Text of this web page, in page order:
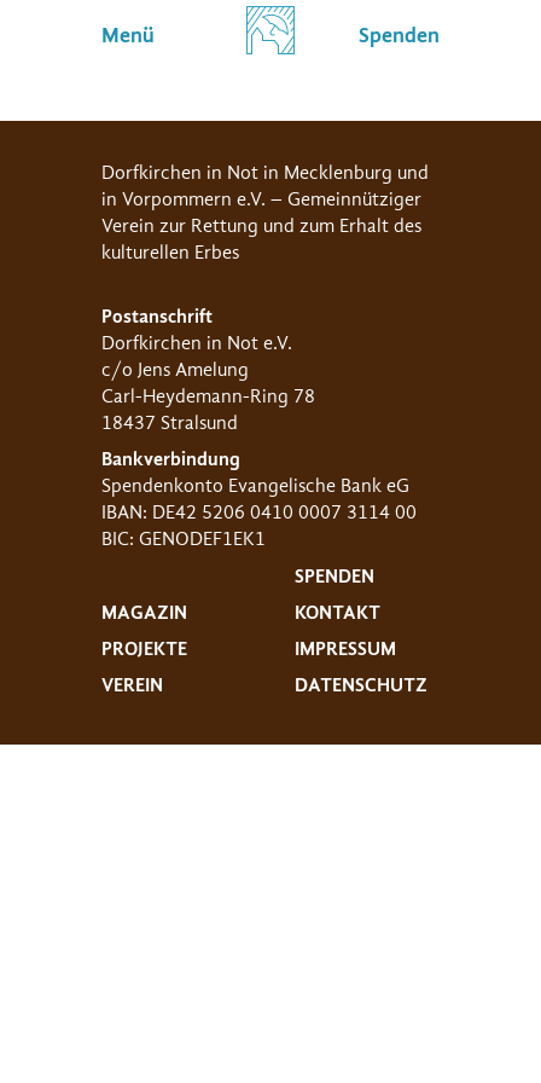
Menü Spenden
Dorfkirchen in Not in Mecklenburg und
in Vorpommern e.V. – Gemeinnütziger
Verein zur Rettung und zum Erhalt des
kulturellen Erbes
Postanschrift
Dorfkirchen in Not e.V.
c/o Jens Amelung
Carl-Heydemann-Ring 78
18437 Stralsund
Bankverbindung
Spendenkonto Evangelische Bank eG
IBAN: DE42 5206 0410 0007 3114 00
BIC: GENODEF1EK1
MAGAZIN
PROJEKTE
VEREIN
SPENDEN
KONTAKT
IMPRESSUM
DATENSCHUTZ